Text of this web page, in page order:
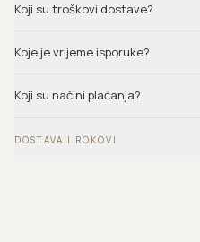
Koji su troškovi dostave?
Koje je vrijeme isporuke?
Koji su načini plaćanja?
DOSTAVA I ROKOVI